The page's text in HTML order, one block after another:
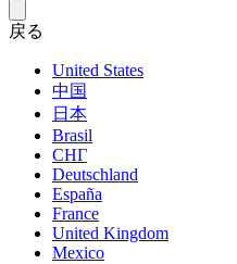
戻る
United States
中国
日本
Brasil
СНГ
Deutschland
España
France
United Kingdom
Mexico